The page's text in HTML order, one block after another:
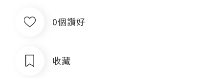
0個讚好
收藏